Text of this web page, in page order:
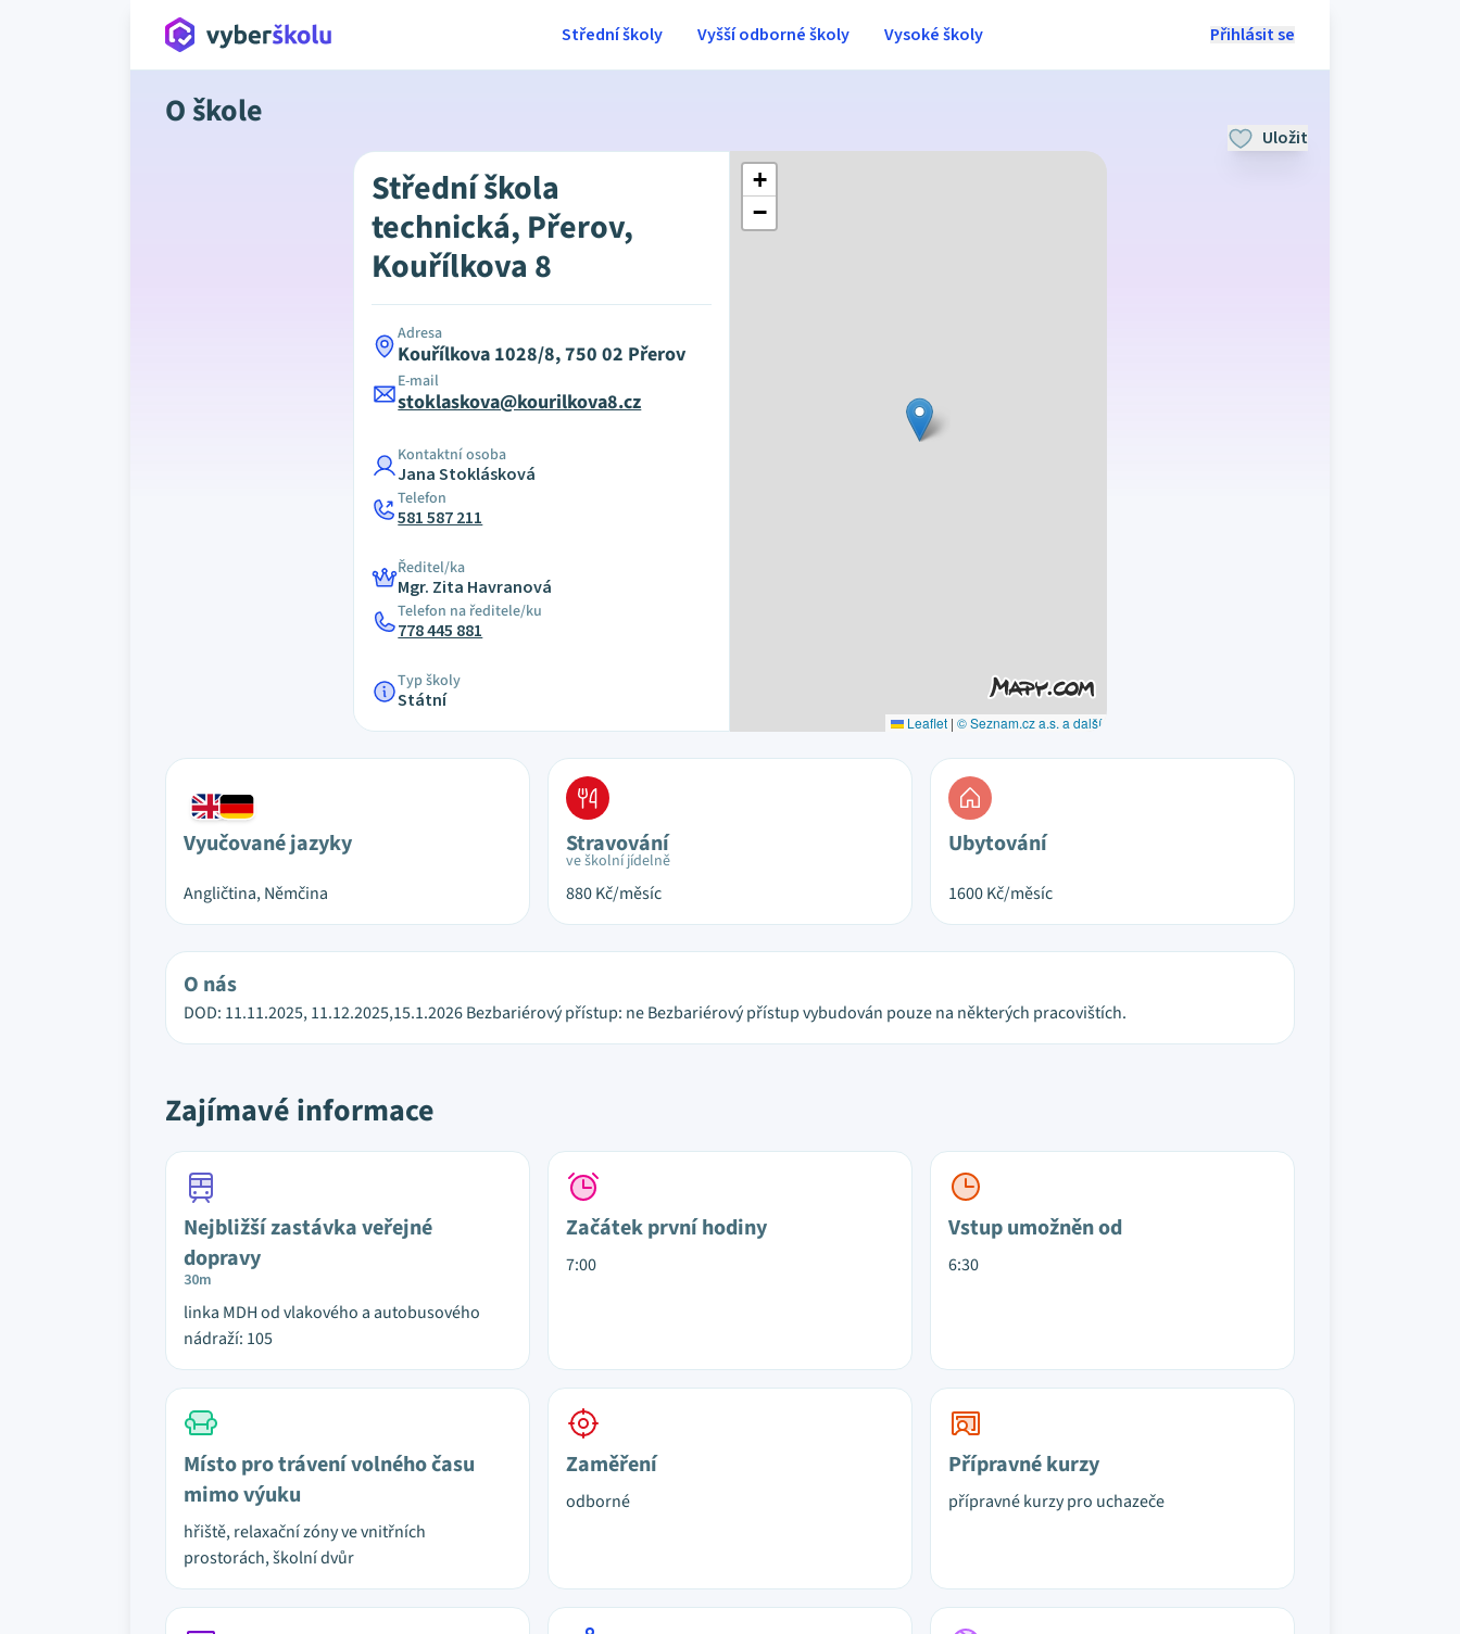
Přihlásit se
Střední školy Vyšší odborné školy Vysoké školy
O škole
Uložit
Střední škola
technická, Přerov,
Kouřílkova 8
Adresa
Kouřílkova 1028/8, 750 02 Přerov
E-mail
stoklaskova@kourilkova8.cz
Kontaktní osoba
Jana Stoklásková
Telefon
581 587 211
Ředitel/ka
Mgr. Zita Havranová
Telefon na ředitele/ku
778 445 881
Typ školy
Státní
+
−
Leaflet | © Seznam.cz a.s. a další
Vyučované jazyky
Angličtina, Němčina
Stravování
ve školní jídelně
880Kč/měsíc
Ubytování
1600Kč/měsíc
O nás
DOD: 11.11.2025, 11.12.2025,15.1.2026 Bezbariérový přístup: ne Bezbariérový přístup vybudován pouze na některých pracovištích.
Zajímavé informace
Nejbližší zastávka veřejné
dopravy
30m
linka MDH od vlakového a autobusového
nádraží: 105
Začátek první hodiny
7:00
Vstup umožněn od
6:30
Místo pro trávení volného času
mimo výuku
hřiště, relaxační zóny ve vnitřních
prostorách, školní dvůr
Zaměření
odborné
Přípravné kurzy
přípravné kurzy pro uchazeče